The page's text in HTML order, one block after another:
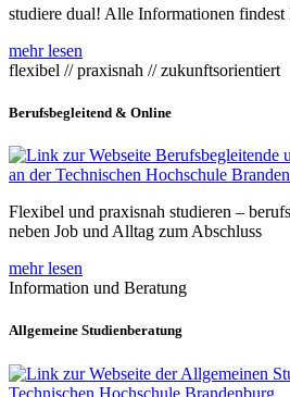
studiere dual! Alle Informationen findest
mehr lesen
flexibel // praxisnah // zukunftsorientiert
Berufsbegleitend & Online
Flexibel und praxisnah studieren –
neben Job und Alltag zum Abschluss
mehr lesen
Information und Beratung
Allgemeine Studienberatung